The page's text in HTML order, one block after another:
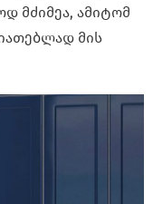
მძიმეა, ამიტომ
მის